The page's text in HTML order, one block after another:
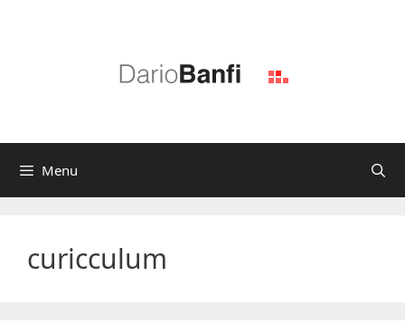
Menu
curicculum